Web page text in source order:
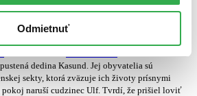
Odmietnuť
slnko
dedina Kasund. Jej obyvatelia sú
sekty, ktorá zväzuje ich životy prísnymi
pokoj naruší cudzinec Ulf. Tvrdí, že prišiel loviť